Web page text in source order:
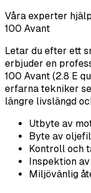
Våra experter
100 Avant
Letar du efter ett
erbjuder en
100 Avant (2.8 E
erfarna tekniker
längre livslängd
Utbyte av
Byte av
Kontroll och
Inspektion
Miljövänlig